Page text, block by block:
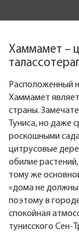
Хаммамет –
Расположенный
Хаммамет
страны.
Туниса, но даже
роскошными
цитрусовые
обилие
тому же
«дома не
поэтому в
спокойная
тунисского Сен-